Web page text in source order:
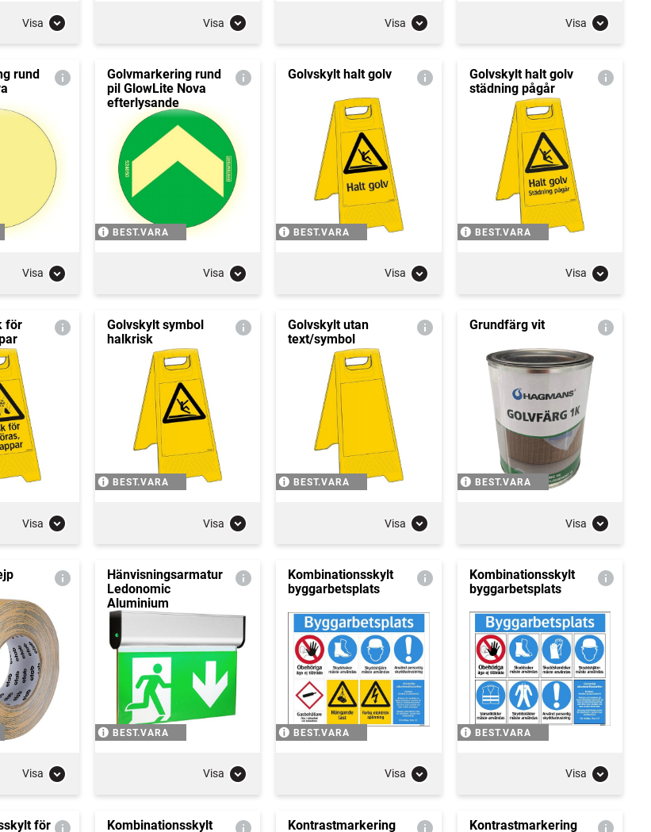
Visa Visa Visa Visa
rund
Visa
Golvmarkering rund
pil GlowLite Nova
efterlysande
BEST.VARA
Visa
Golvskylt halt golv
BEST.VARA
Visa
Golvskylt halt golv
städning pågår
BEST.VARA
Visa
för
Visa
Golvskylt symbol
halkrisk
BEST.VARA
Visa
Golvskylt utan
text/symbol
BEST.VARA
Visa
Grundfärg vit
BEST.VARA
Visa
Visa
Hänvisningsarmatur
Ledonomic
Aluminium
BEST.VARA
Visa
Kombinationsskylt
byggarbetsplats
BEST.VARA
Visa
Kombinationsskylt
byggarbetsplats
BEST.VARA
Visa
för
Kombinationsskylt
Kontrastmarkering
Kontrastmarkering